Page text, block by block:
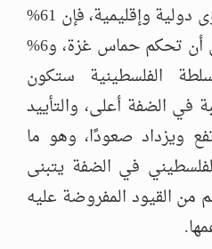
وعلى عكس ما تتمناه قوى دولية وإقليمية، فإن 61%
من الفلسطينيين يفضلون أن تحكم حماس غزة، و6%
الفلسطينية ستكون
في الضفة أعلى، والتأييد
ويزداد صعودًا، وهو ما
في الضفة يتبنى
من القيود المفروضة عليه